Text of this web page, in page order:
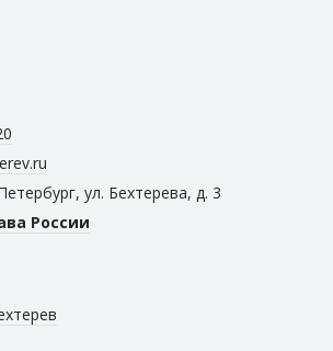
ул. Бехтерева, д. 3
России